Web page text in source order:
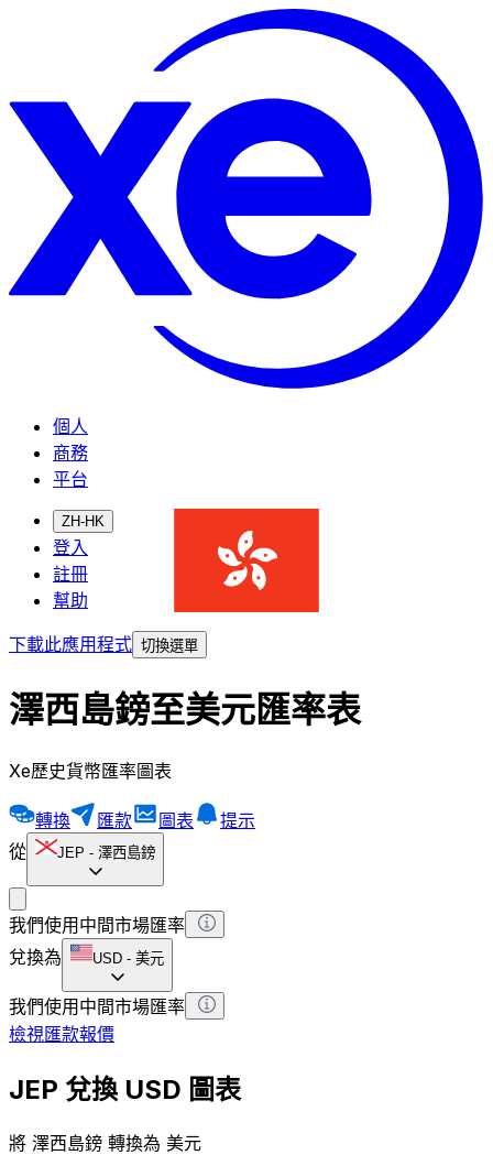
個人
商務
平台
ZH-HK
登入
註冊
幫助
下載此應用程式 切換選單
澤西島鎊至美元匯率表
Xe歷史貨幣匯率圖表
轉換 匯款 圖表
提示
從
JEP - 澤西島鎊
我們使用中間市場匯率
兌換為
USD - 美元
我們使用中間市場匯率
檢視匯款報價
JEP 兌換 USD 圖表
將 澤西島鎊 轉換為 美元